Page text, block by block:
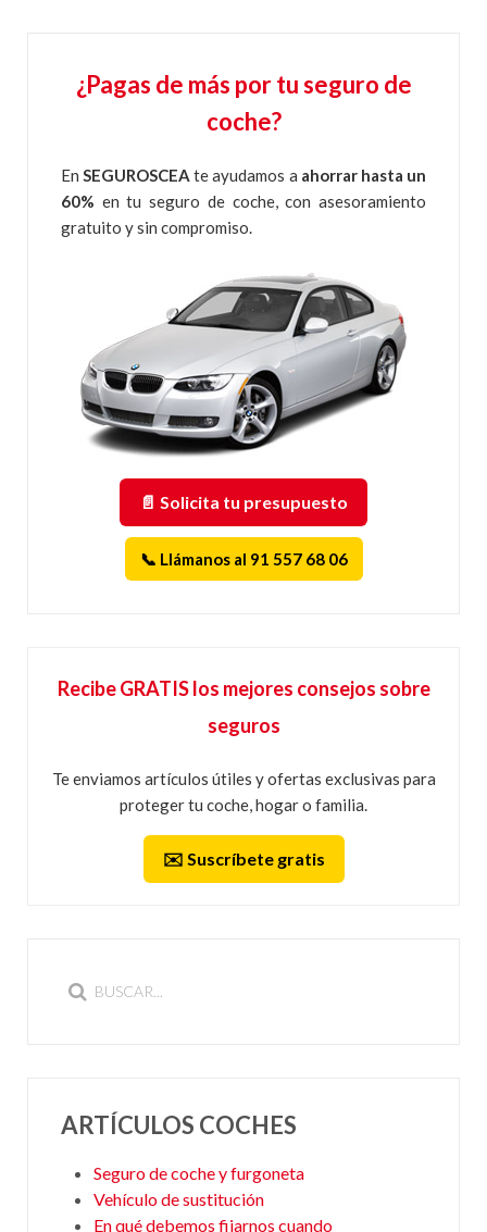
¿Pagas de más por tu seguro de
coche?
EnSEGUROSCEA te ayudamos a ahorrar hasta un
60% en tu seguro de coche, con asesoramiento
gratuito y sin compromiso.
📄 Solicita tu presupuesto
📞 Llámanos al 91 557 68 06
Recibe GRATIS los mejores consejos sobre
seguros
Te enviamos artículos útiles y ofertas exclusivas para
proteger tu coche, hogar o familia.
✉️ Suscríbete gratis
ARTÍCULOS COCHES
Seguro de coche y furgoneta
Vehículo de sustitución
En qué debemos fijarnos cuando